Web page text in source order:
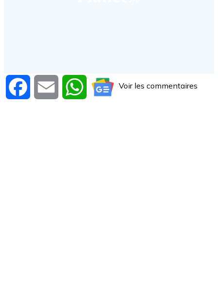
Facebook Email WhatsAppVoir les commentaires